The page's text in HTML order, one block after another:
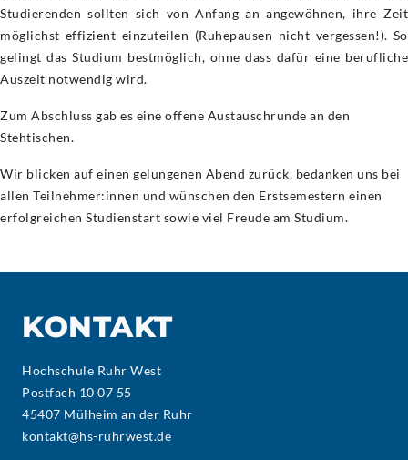
Studierenden sollten sich von Anfang an angewöhnen, ihre Zeit
möglichst effizient einzuteilen (Ruhepausen nicht vergessen!). So
gelingt das Studium bestmöglich, ohne dass dafür eine berufliche
Auszeit notwendig wird.
Zum Abschluss gab es eine offene Austauschrunde an den
Stehtischen.
Wir blicken auf einen gelungenen Abend zurück, bedanken uns bei
allen Teilnehmer:innen und wünschen den Erstsemestern einen
erfolgreichen Studienstart sowie viel Freude am Studium.
KONTAKT
Hochschule Ruhr West
Postfach 10 07 55
45407 Mülheim an der Ruhr
kontakt@hs-ruhrwest.de